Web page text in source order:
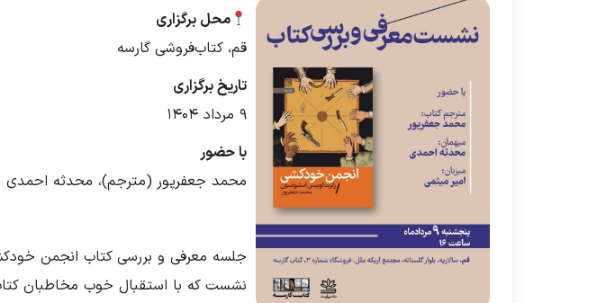
محل برگزاری
قم، کتاب‌فروشی گارسه
تاریخ برگزاری
۹ مرداد ۱۴۰۴
با حضور
محمد جعفرپور (مترجم)، محدثه احمدی
نشست که با استقبال خوب مخاطبان